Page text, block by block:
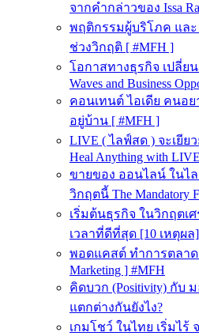
จากคำกล่าวของ Issa
พฤติกรรมผู้บริโภค แล
ช่วงวิกฤติ [ #MFH ]
โอกาสทางธุรกิจ เปลี่ย
Waves and Business
คอนเทนต์ ไอเดีย คนอย
อยู่บ้าน [ #MFH ]
LIVE ( ไลฟ์สด ) จะเยี
Heal Anything with
ขายของ ออนไลน์ ในไ
วิกฤตนี้ The Mandatory
เริ่มต้นธุรกิจ ในวิกฤตเ
เวลาที่ดีที่สุด [10 เหตุผล]
พอดแคสต์ ทำการตลาด
Marketing ] #MFH
คิดบวก (Positivity) กับ
แตกต่างกันยังไง?
เกมโชว์ ในไทย เริ่มไร้